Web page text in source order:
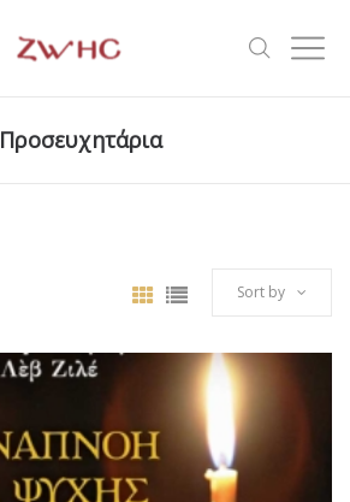
Προσευχητάρια
Sort by